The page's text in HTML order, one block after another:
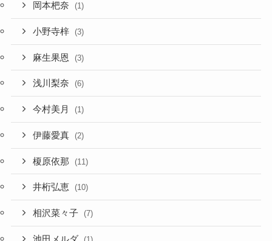
岡本杷奈 (1)
小野寺梓 (3)
麻生果恩 (3)
浅川梨奈 (6)
今村美月 (1)
伊藤愛真 (2)
榎原依那 (11)
井桁弘恵 (10)
相沢菜々子 (7)
池田メルダ